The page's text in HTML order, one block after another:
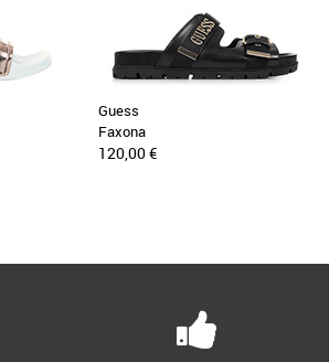
Guess
Faxona
120,00 €